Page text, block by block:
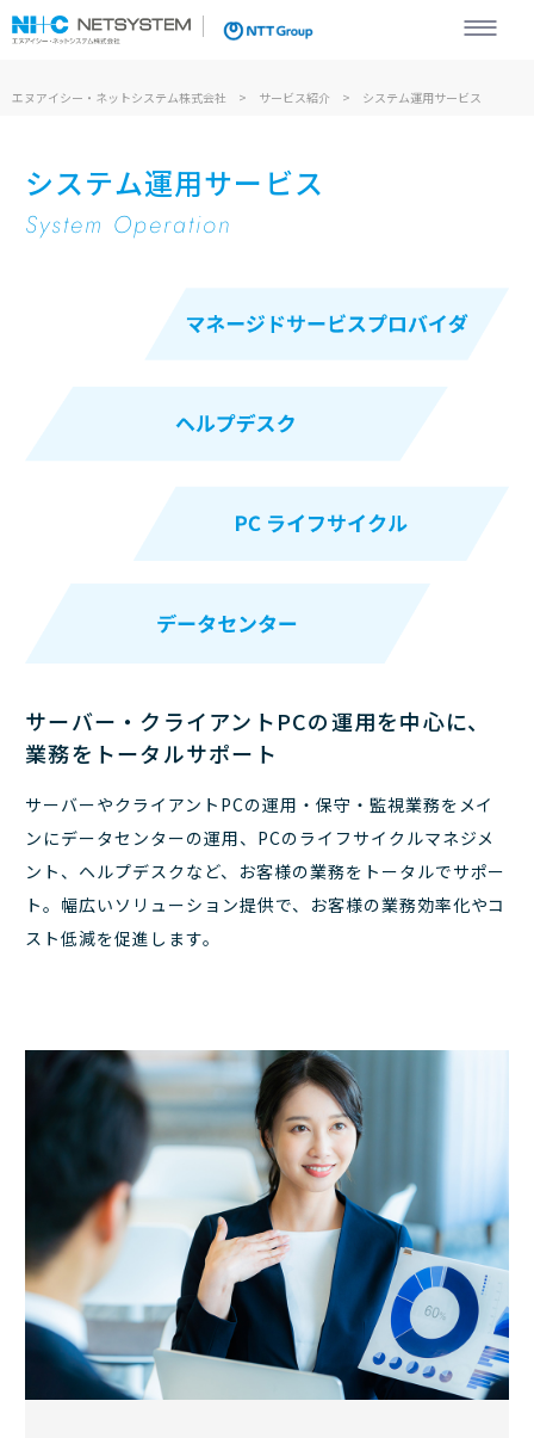
エヌアイシー・ネットシステム株式会社
エヌアイシー・ネットシステム株式会社 サービス紹介 システム運用サービス
システム運用サービス
System Operation
サーバー・クライアントPCの運用を中心に、
業務をトータルサポート
サーバーやクライアントPCの運用・保守・監視業務をメイ
ンにデータセンターの運用、PCのライフサイクルマネジメ
ント、ヘルプデスクなど、お客様の業務をトータルでサポー
ト。幅広いソリューション提供で、お客様の業務効率化やコ
スト低減を促進します。